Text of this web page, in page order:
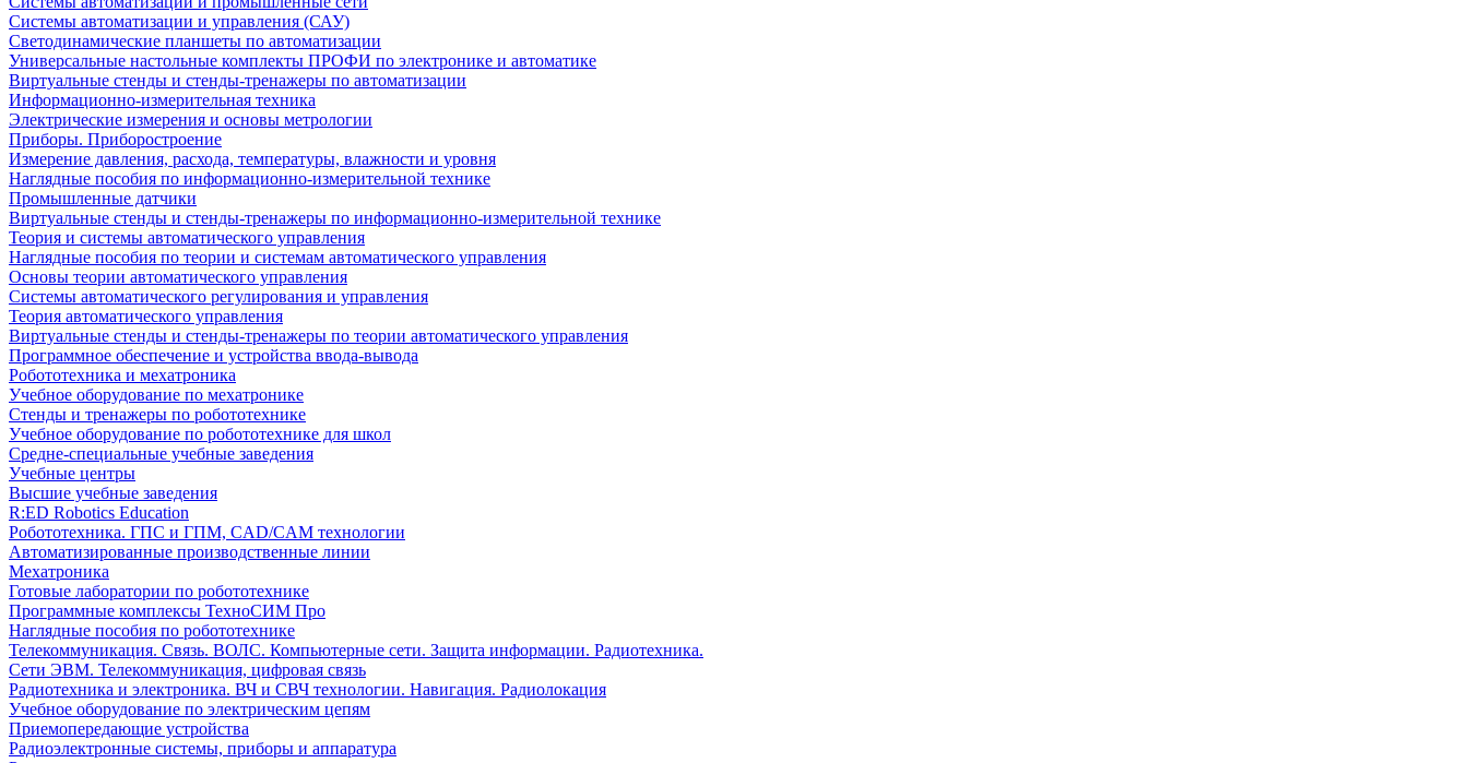
Системы автоматизации и управления (САУ)
Светодинамические планшеты по автоматизации
Универсальные настольные комплекты ПРОФИ по электронике и автоматике
Виртуальные стенды и стенды-тренажеры по автоматизации
Информационно-измерительная техника
Электрические измерения и основы метрологии
Приборы. Приборостроение
Измерение давления, расхода, температуры, влажности и уровня
Наглядные пособия по информационно-измерительной технике
Промышленные датчики
Виртуальные стенды и стенды-тренажеры по информационно-измерительной технике
Теория и системы автоматического управления
Наглядные пособия по теории и системам автоматического управления
Основы теории автоматического управления
Системы автоматического регулирования и управления
Теория автоматического управления
Виртуальные стенды и стенды-тренажеры по теории автоматического управления
Программное обеспечение и устройства ввода-вывода
Робототехника и мехатроника
Учебное оборудование по мехатронике
Стенды и тренажеры по робототехнике
Учебное оборудование по робототехнике для школ
Средне-специальные учебные заведения
Учебные центры
Высшие учебные заведения
R:ED Robotics Education
Робототехника. ГПС и ГПМ, CAD/CAM технологии
Автоматизированные производственные линии
Мехатроника
Готовые лаборатории по робототехнике
Программные комплексы ТехноСИМ Про
Наглядные пособия по робототехнике
Телекоммуникация. Связь. ВОЛС. Компьютерные сети. Защита информации. Радиотехника.
Сети ЭВМ. Телекоммуникация, цифровая связь
Радиотехника и электроника. ВЧ и СВЧ технологии. Навигация. Радиолокация
Учебное оборудование по электрическим цепям
Приемопередающие устройства
Радиоэлектронные системы, приборы и аппаратура